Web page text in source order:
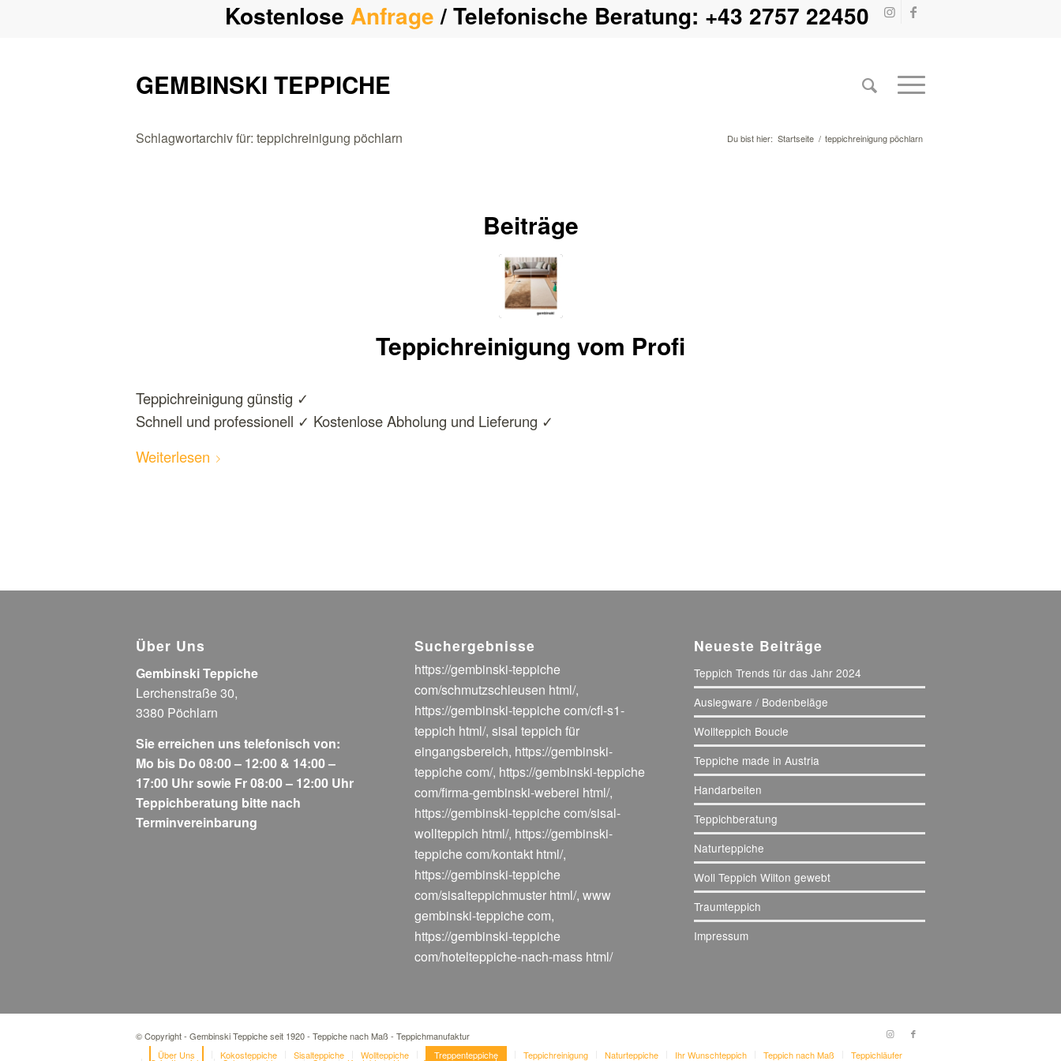
Kostenlose Anfrage/ Telefonische Beratung: +43 2757 22450
GEMBINSKI TEPPICHE
Schlagwortarchiv für: teppichreinigung pöchlarn Du bist hier: Startseite / teppichreinigung pöchlarn
Beiträge
Teppichreinigung vom Profi
Teppichreinigung günstig ✓
Schnell und professionell ✓ Kostenlose Abholung und Lieferung ✓
Weiterlesen
Über Uns
Gembinski Teppiche
Lerchenstraße 30,
3380 Pöchlarn
Sie erreichen uns telefonisch von:
Mo bis Do 08:00 – 12:00 & 14:00 –
17:00 Uhr sowie Fr 08:00 – 12:00 Uhr
Teppichberatung bitte nach
Terminvereinbarung
Suchergebnisse
https://gembinski-teppiche
com/schmutzschleusen html/,
https://gembinski-teppiche com/cfl-s1-
teppich html/,sisal teppich für
eingangsbereich, https://gembinski-
teppiche com/, https://gembinski-teppiche
com/firma-gembinski-weberei html/,
https://gembinski-teppiche com/sisal-
wollteppich html/, https://gembinski-
teppiche com/kontakt html/,
https://gembinski-teppiche
com/sisalteppichmuster html/,www
gembinski-teppiche com,
https://gembinski-teppiche
com/hotelteppiche-nach-mass html/
Neueste Beiträge
Teppich Trends für das Jahr 2024
Auslegware / Bodenbeläge
Wollteppich Boucle
Teppiche made in Austria
Handarbeiten
Teppichberatung
Naturteppiche
Woll Teppich Wilton gewebt
Traumteppich
Impressum
© Copyright - Gembinski Teppiche seit 1920 - Teppiche nach Maß - Teppichmanufaktur
Über Uns
Kokosteppiche Sisalteppiche Wollteppiche Treppenteppiche Teppichreinigung Naturteppiche Ihr Wunschteppich Teppich nach Maß Teppichläufer